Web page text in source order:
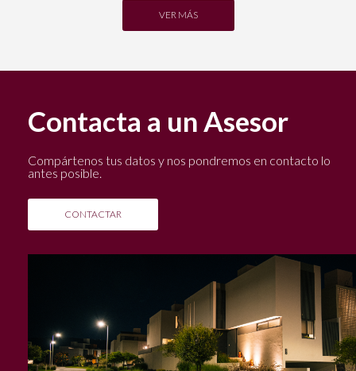
VER MÁS
Contacta a un Asesor
Compártenos tus datos y nos pondremos en contacto lo
antes posible.
CONTACTAR